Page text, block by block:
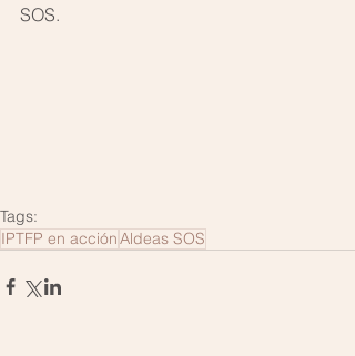
SOS.
Tags:
IPTFP en acciónAldeas SOS